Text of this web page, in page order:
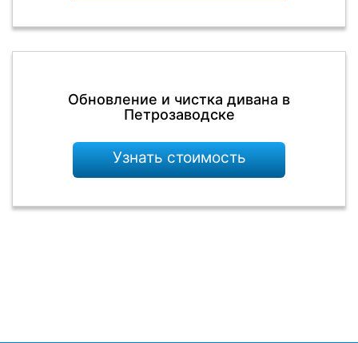
Обновление и чистка дивана в
Петрозаводске
Узнать стоимость